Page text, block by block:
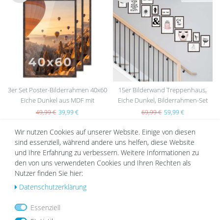
Wu
nsc
3er Set Poster-Bilderrahmen 40x60
Eiche Dunkel aus MDF mit
Acrylglas
49,99 € 39,99 €
Wu
nsc
hlist
e
15er Bilderwand Treppenhaus,
Eiche Dunkel, Bilderrahmen-Set
aus MDF
69,99 € 59,99 €
DAZU PASSEND
Wu
nsc
Wir nutzen Cookies auf unserer Website. Einige von diesen
sind essenziell, während andere uns helfen, diese Website
und Ihre Erfahrung zu verbessern. Weitere Informationen zu
den von uns verwendeten Cookies und Ihren Rechten als
Nutzer finden Sie hier:
Daten­schutz­erklärung
Essenziell